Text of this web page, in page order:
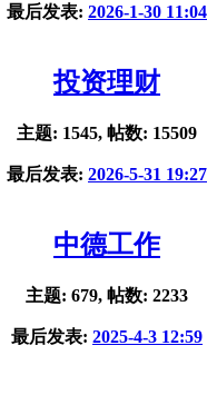
最后发表: 2026-1-30 11:04
投资理财
主题: 1545, 帖数: 15509
最后发表: 2026-5-31 19:27
中德工作
主题: 679, 帖数: 2233
最后发表: 2025-4-3 12:59